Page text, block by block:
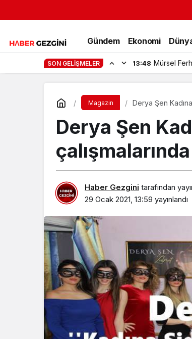
Gündem Ekonomi
SON GELIŞMELER 13:48 Mürsel
Magazin Derya Şen
Derya Şen
Haber Gezgini tarafından
29 Ocak 2021, 13:59 yayınlandı